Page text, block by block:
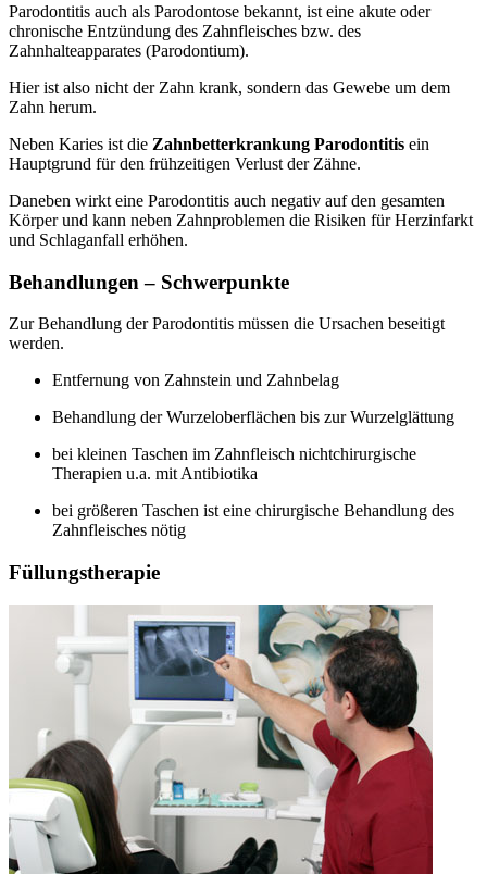
Parodontitis auch als Parodontose bekannt, ist eine akute oder
chronische Entzündung des Zahnfleisches bzw. des
Zahnhalteapparates (Parodontium).
Hier ist also nicht der Zahn krank, sondern das Gewebe um dem
Zahn herum.
Neben Karies ist die Zahnbetterkrankung Parodontitis ein
Hauptgrund für den frühzeitigen Verlust der Zähne.
Daneben wirkt eine Parodontitis auch negativ auf den gesamten
Körper und kann neben Zahnproblemen die Risiken für Herzinfarkt
und Schlaganfall erhöhen.
Behandlungen – Schwerpunkte
Zur Behandlung der Parodontitis müssen die Ursachen beseitigt
werden.
Entfernung von Zahnstein und Zahnbelag
Behandlung der Wurzeloberflächen bis zur Wurzelglättung
bei kleinen Taschen im Zahnfleisch nichtchirurgische
Therapien u.a. mit Antibiotika
bei größeren Taschen ist eine chirurgische Behandlung des
Zahnfleisches nötig
Füllungstherapie